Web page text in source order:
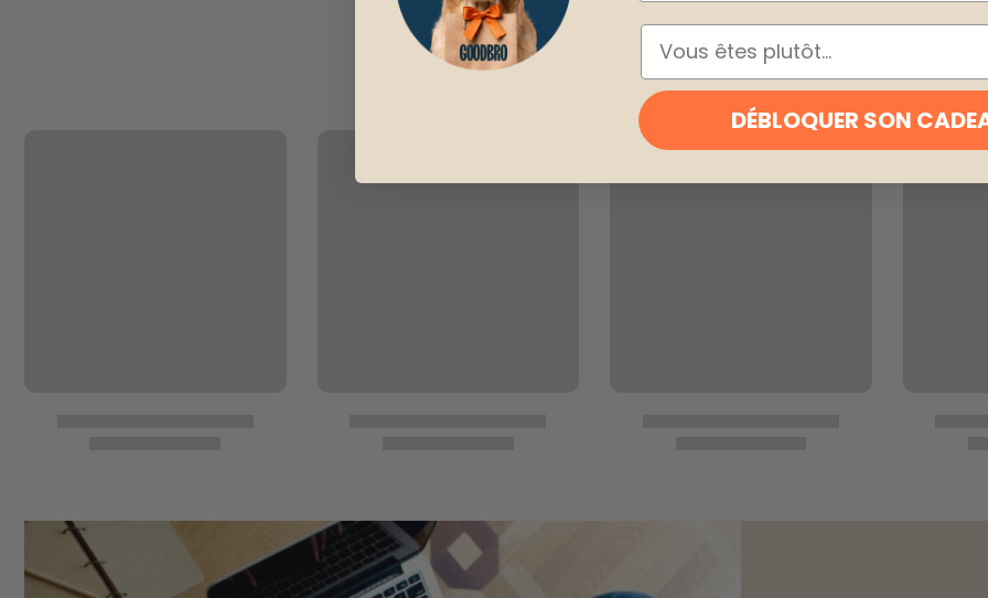
ESPÈCE
DÉBLOQUER SON